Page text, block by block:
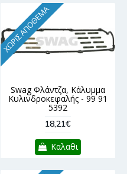
ΧΩΡΊΣ ΑΠΌΘΕΜΑ
Swag Φλάντζα, Κάλυμμα
Κυλινδροκεφαλής - 99 91
5392
18,21€
Καλαθι